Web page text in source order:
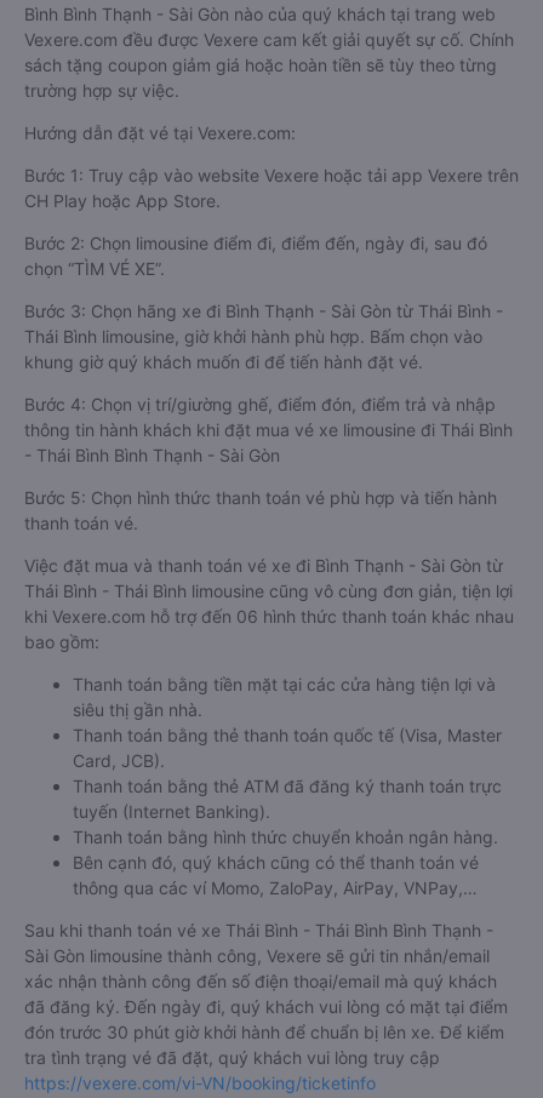
Bình Bình Thạnh - Sài Gòn nào của quý khách tại trang web
Vexere.com đều được Vexere cam kết giải quyết sự cố. Chính
sách tặng coupon giảm giá hoặc hoàn tiền sẽ tùy theo từng
trường hợp sự việc.
Hướng dẫn đặt vé tại Vexere.com:
Bước 1: Truy cập vào website Vexere hoặc tải app Vexere trên
CH Play hoặc App Store.
Bước 2: Chọn limousine điểm đi, điểm đến, ngày đi, sau đó
chọn “TÌM VÉ XE”.
Bước 3: Chọn hãng xe đi Bình Thạnh - Sài Gòn từ Thái Bình -
Thái Bình limousine, giờ khởi hành phù hợp. Bấm chọn vào
khung giờ quý khách muốn đi để tiến hành đặt vé.
Bước 4: Chọn vị trí/giường ghế, điểm đón, điểm trả và nhập
thông tin hành khách khi đặt mua vé xe limousine đi Thái Bình
- Thái Bình Bình Thạnh - Sài Gòn
Bước 5: Chọn hình thức thanh toán vé phù hợp và tiến hành
thanh toán vé.
Việc đặt mua và thanh toán vé xe đi Bình Thạnh - Sài Gòn từ
Thái Bình - Thái Bình limousine cũng vô cùng đơn giản, tiện lợi
khi Vexere.com hỗ trợ đến 06 hình thức thanh toán khác nhau
bao gồm:
Thanh toán bằng tiền mặt tại các cửa hàng tiện lợi và
siêu thị gần nhà.
Thanh toán bằng thẻ thanh toán quốc tế (Visa, Master
Card, JCB).
Thanh toán bằng thẻ ATM đã đăng ký thanh toán trực
tuyến (Internet Banking).
Thanh toán bằng hình thức chuyển khoản ngân hàng.
Bên cạnh đó, quý khách cũng có thể thanh toán vé
thông qua các ví Momo, ZaloPay, AirPay, VNPay,…
Sau khi thanh toán vé xe Thái Bình - Thái Bình Bình Thạnh -
Sài Gòn limousine thành công, Vexere sẽ gửi tin nhắn/email
xác nhận thành công đến số điện thoại/email mà quý khách
đã đăng ký. Đến ngày đi, quý khách vui lòng có mặt tại điểm
đón trước 30 phút giờ khởi hành để chuẩn bị lên xe. Để kiểm
tra tình trạng vé đã đặt, quý khách vui lòng truy cập
https://vexere.com/vi-VN/booking/ticketinfo